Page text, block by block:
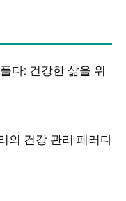
다: 건강한 삶을 위
의 건강 관리 패러다